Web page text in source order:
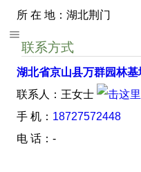
所 在 地：湖北荆门
联系方式
湖北省京山县万群园林基
联系人：王女士
手 机： 18727572448
电 话：-